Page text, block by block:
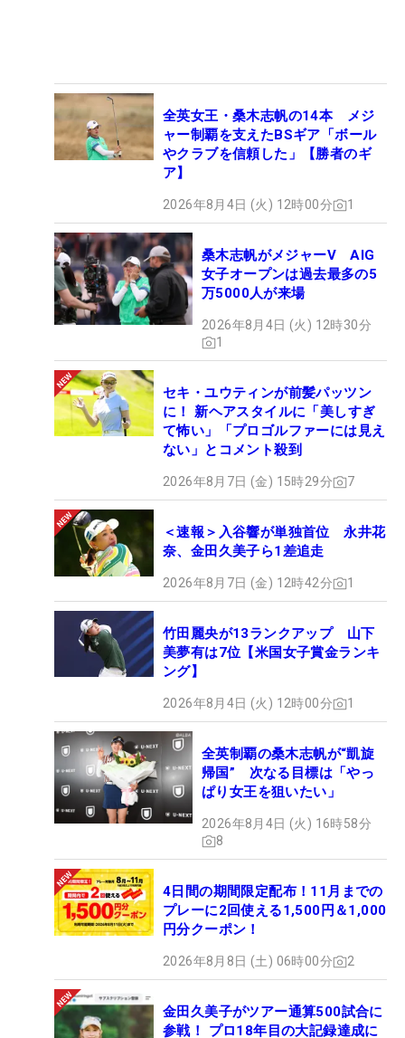
全英女王・桑木志帆の14本 メジ
ャー制覇を支えたBSギア「ボール
やクラブを信頼した」【勝者のギ
ア】
2026年8月4日 (火) 12時00分 1
桑木志帆がメジャーV AIG
女子オープンは過去最多の5
万5000人が来場
2026年8月4日 (火) 12時30分
1
セキ・ユウティンが前髪パッツン
に！ 新ヘアスタイルに「美しすぎ
て怖い」「プロゴルファーには見え
ない」とコメント殺到
2026年8月7日 (金) 15時29分 7
＜速報＞入谷響が単独首位 永井花
奈、金田久美子ら1差追走
2026年8月7日 (金) 12時42分 1
竹田麗央が13ランクアップ 山下
美夢有は7位【米国女子賞金ランキ
ング】
2026年8月4日 (火) 12時00分 1
全英制覇の桑木志帆が“凱旋
帰国” 次なる目標は「やっ
ぱり女王を狙いたい」
2026年8月4日 (火) 16時58分
8
4日間の期間限定配布！11月までの
プレーに2回使える1,500円＆1,000
円分クーポン！
2026年8月8日 (土) 06時00分 2
金田久美子がツアー通算500試合に
参戦！ プロ18年目の大記録達成に